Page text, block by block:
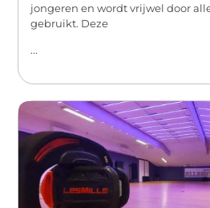
jongeren en wordt vrijwel door
gebruikt. Deze
...